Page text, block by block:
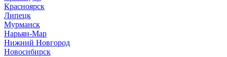
Красноярск
Липецк
Мурманск
Нарьян-Мар
Нижний Новгород
Новосибирск